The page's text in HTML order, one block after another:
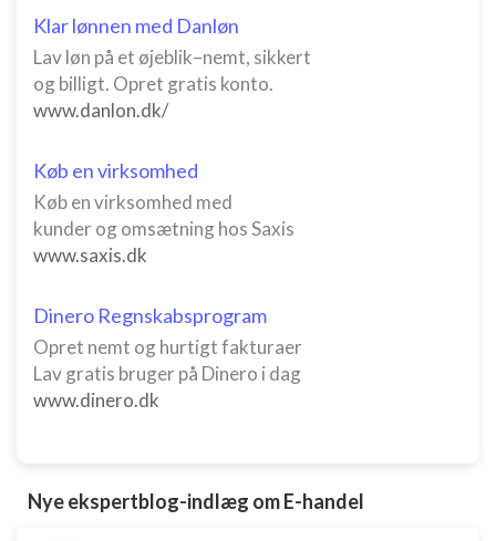
Klar lønnen med Danløn
Lav løn på et øjeblik–nemt, sikkert
og billigt. Opret gratis konto.
www.danlon.dk/
Køb en virksomhed
Køb en virksomhed med
kunder og omsætning hos Saxis
www.saxis.dk
Dinero Regnskabsprogram
Opret nemt og hurtigt fakturaer
Lav gratis bruger på Dinero i dag
www.dinero.dk
Nye ekspertblog-indlæg om E-handel